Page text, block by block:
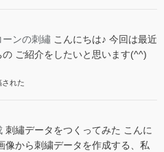
ーンの刺繡 こんにちは♪ 今回は最近
ご紹介をしたいと思います(^^)
された
刺繡データをつくってみた こんに
から刺繍データを作成する、私